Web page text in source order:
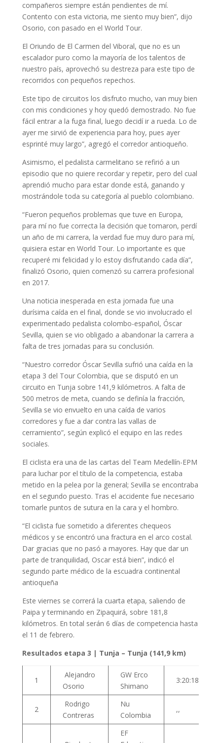
compañeros siempre están pendientes de mí.
Contento con esta victoria, me siento muy bien”, dijo
Osorio, con pasado en el World Tour.
El Oriundo de El Carmen del Viboral, que no es un
escalador puro como la mayoría de los talentos de
nuestro país, aprovechó su destreza para este tipo de
recorridos con pequeños repechos.
Este tipo de circuitos los disfruto mucho, van muy bien
con mis condiciones y hoy quedó demostrado. No fue
fácil entrar a la fuga final, luego decidí ir a rueda. Lo de
ayer me sirvió de experiencia para hoy, pues ayer
esprinté muy largo”, agregó el corredor antioqueño.
Asimismo, el pedalista carmelitano se refirió a un
episodio que no quiere recordar y repetir, pero del cual
aprendió mucho para estar donde está, ganando y
mostrándole toda su categoría al pueblo colombiano.
“Fueron pequeños problemas que tuve en Europa,
para mí no fue correcta la decisión que tomaron, perdí
un año de mi carrera, la verdad fue muy duro para mí,
quisiera estar en World Tour. Lo importante es que
recuperé mi felicidad y lo estoy disfrutando cada día”,
finalizó Osorio, quien comenzó su carrera profesional
en 2017.
Una noticia inesperada en esta jornada fue una
durísima caída en el final, donde se vio involucrado el
experimentado pedalista colombo-español, Óscar
Sevilla, quien se vio obligado a abandonar la carrera a
falta de tres jornadas para su conclusión.
“Nuestro corredor Óscar Sevilla sufrió una caída en la
etapa 3 del Tour Colombia, que se disputó en un
circuito en Tunja sobre 141,9 kilómetros. A falta de
500 metros de meta, cuando se definía la fracción,
Sevilla se vio envuelto en una caída de varios
corredores y fue a dar contra las vallas de
cerramiento”, según explicó el equipo en las redes
sociales.
El ciclista era una de las cartas del Team Medellín-EPM
para luchar por el título de la competencia, estaba
metido en la pelea por la general; Sevilla se encontraba
en el segundo puesto. Tras el accidente fue necesario
tomarle puntos de sutura en la cara y el hombro.
“El ciclista fue sometido a diferentes chequeos
médicos y se encontró una fractura en el arco costal.
Dar gracias que no pasó a mayores. Hay que dar un
parte de tranquilidad, Oscar está bien”, indicó el
segundo parte médico de la escuadra continental
antioqueña
Este viernes se correrá la cuarta etapa, saliendo de
Paipa y terminando en Zipaquirá, sobre 181,8
kilómetros. En total serán 6 días de competencia hasta
el 11 de febrero.
Resultados etapa 3 | Tunja – Tunja (141,9 km)
1
Alejandro
Osorio
GW Erco
Shimano
3:20:18
2
Rodrigo
Contreras
Nu
Colombia
,,
EF